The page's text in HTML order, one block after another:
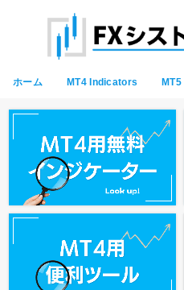
ホーム MT4 Indicators